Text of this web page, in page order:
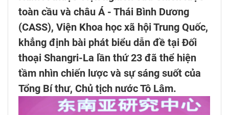
toàn cầu và châu Á - Thái Bình Dương
(CASS), Viện Khoa học xã hội Trung Quốc,
khẳng định bài phát biểu dẫn đề tại Đối
thoại Shangri-La lần thứ 23 đã thể hiện
tầm nhìn chiến lược và sự sáng suốt của
Tổng Bí thư, Chủ tịch nước Tô Lâm.